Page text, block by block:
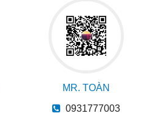
MR. TOÀN
0931777003